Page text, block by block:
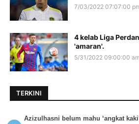
7/03/2022 07:07:00
4 kelab Liga
'amaran'.
5/31/2022 09:00:00
TERKINI
Azizulhasni belum mahu ‘angkat